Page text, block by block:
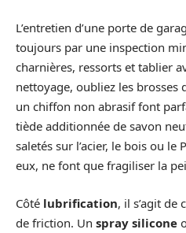
L’entretien d’une porte de
toujours par une inspection
charnières, ressorts et tablier
nettoyage, oubliez les brosses
un chiffon non abrasif font
tiède additionnée de savon
saletés sur l’acier, le bois ou le
eux, ne font que fragiliser la
Côté lubrification, il s’agit de
de friction. Un spray silicone